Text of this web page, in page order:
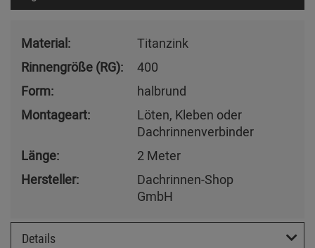
Material:
Titanzink
Rinnengröße (RG):
400
Form:
halbrund
Montageart:
Löten, Kleben oder
Dachrinnenverbinder
Länge:
2 Meter
Hersteller:
Dachrinnen-Shop
GmbH
Details